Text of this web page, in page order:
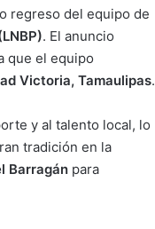
regreso del equipo de
. El anuncio
que el equipo
Victoria, Tamaulipas.
y al talento local, lo
tradición en la
Barragán para